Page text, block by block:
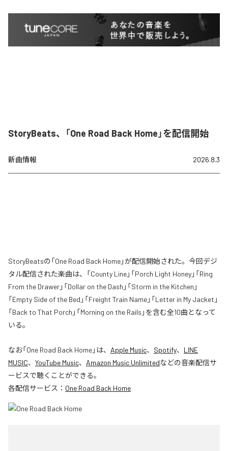
StoryBeats、「One Road Back Home」を配信開始
新曲情報 2026.8.3
StoryBeatsの「One Road Back Home」が配信開始された。今回デジ
タル配信された楽曲は、「County Line」「Porch Light Honey」「Ring
From the Drawer」「Dollar on the Dash」「Storm in the Kitchen」
「Empty Side of the Bed」「Freight Train Name」「Letter in My Jacket」
「Back to That Porch」「Morning on the Rails」を含む全10曲となって
いる。
なお「One Road Back Home」は、 Apple Music、 Spotify、 LINE
MUSIC、 YouTube Music、 Amazon Music Unlimitedなどの音楽配信サ
ービスで聴くことができる。
各配信サービス： One Road Back Home